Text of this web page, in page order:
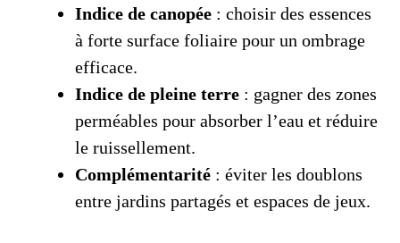
Indice de canopée : choisir des essences
à forte surface foliaire pour un ombrage
efficace.
Indice de pleine terre : gagner des zones
perméables pour absorber l’eau et réduire
le ruissellement.
Complémentarité : éviter les doublons
entre jardins partagés et espaces de jeux.